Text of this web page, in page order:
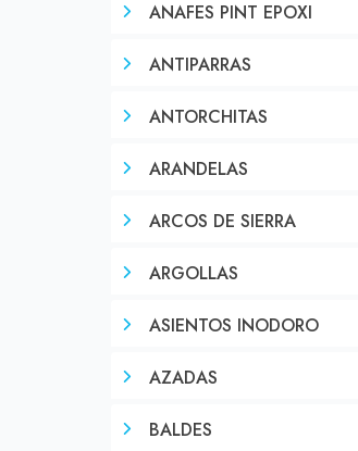
ANAFES PINT EPOXI
ANTIPARRAS
ANTORCHITAS
ARANDELAS
ARCOS DE SIERRA
ARGOLLAS
ASIENTOS INODORO
AZADAS
BALDES